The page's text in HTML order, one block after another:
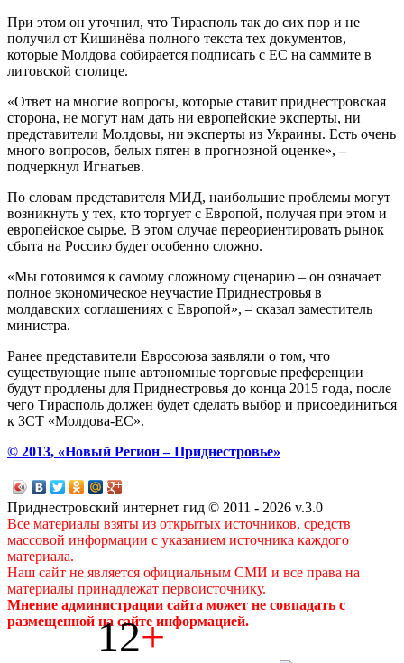
При этом он уточнил, что Тирасполь так до сих пор и не
получил от Кишинёва полного текста тех документов,
которые Молдова собирается подписать с ЕС на саммите в
литовской столице.
«Ответ на многие вопросы, которые ставит приднестровская
сторона, не могут нам дать ни европейские эксперты, ни
представители Молдовы, ни эксперты из Украины. Есть очень
много вопросов, белых пятен в прогнозной оценке»,–
подчеркнул Игнатьев.
По словам представителя МИД, наибольшие проблемы могут
возникнуть у тех, кто торгует с Европой, получая при этом и
европейское сырье. В этом случае переориентировать рынок
сбыта на Россию будет особенно сложно.
«Мы готовимся к самому сложному сценарию – он означает
полное экономическое неучастие Приднестровья в
молдавских соглашениях с Европой», – сказал заместитель
министра.
Ранее представители Евросоюза заявляли о том, что
существующие ныне автономные торговые преференции
будут продлены для Приднестровья до конца 2015 года, после
чего Тирасполь должен будет сделать выбор и присоединиться
к ЗСТ «Молдова-ЕС».
© 2013, «Новый Регион – Приднестровье»
Приднестровский интернет гид © 2011 - 2026 v.3.0
Все материалы взяты из открытых источников, средств
массовой информации с указанием источника каждого
материала.
Наш сайт не является официальным СМИ и все права на
материалы принадлежат первоисточнику.
Мнение администрации сайта может не совпадать с
размещенной на сайте информацией.
12+